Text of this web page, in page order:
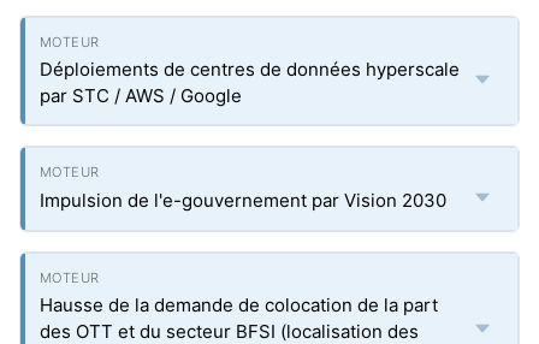
Déploiements de centres de données hyperscale
par STC / AWS / Google
Impulsion de l'e-gouvernement par Vision 2030
Hausse de la demande de colocation de la part
des OTT et du secteur BFSI (localisation des